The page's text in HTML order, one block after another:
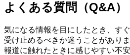
よくある質問（Q&A）
気になる情報を目にしたとき、す
受け止めるべきか迷うことがあり
報道に触れたときに感じやすい不